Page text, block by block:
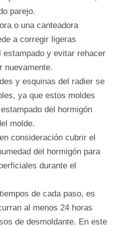
parejo.
o una canteadora
a corregir ligeras
estampado y evitar rehacer
nuevamente.
y esquinas del radier se
ya que estos moldes
del hormigón
molde.
consideración cubrir el
del hormigón para
durante el
de cada paso, es
al menos 24 horas
de desmoldante. En este